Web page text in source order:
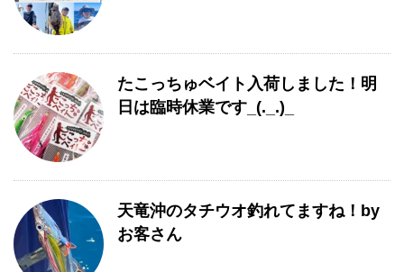
たこっちゅベイト入荷しました！明
日は臨時休業です_(._.)_
天竜沖のタチウオ釣れてますね！by
お客さん